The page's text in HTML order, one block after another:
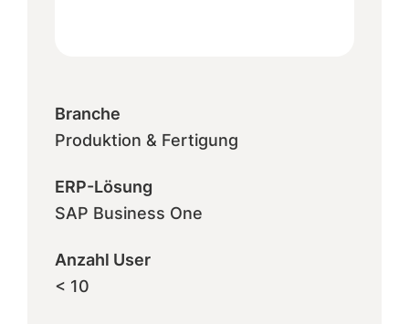
Branche
Produktion & Fertigung
ERP-Lösung
SAP Business One
Anzahl User
< 10